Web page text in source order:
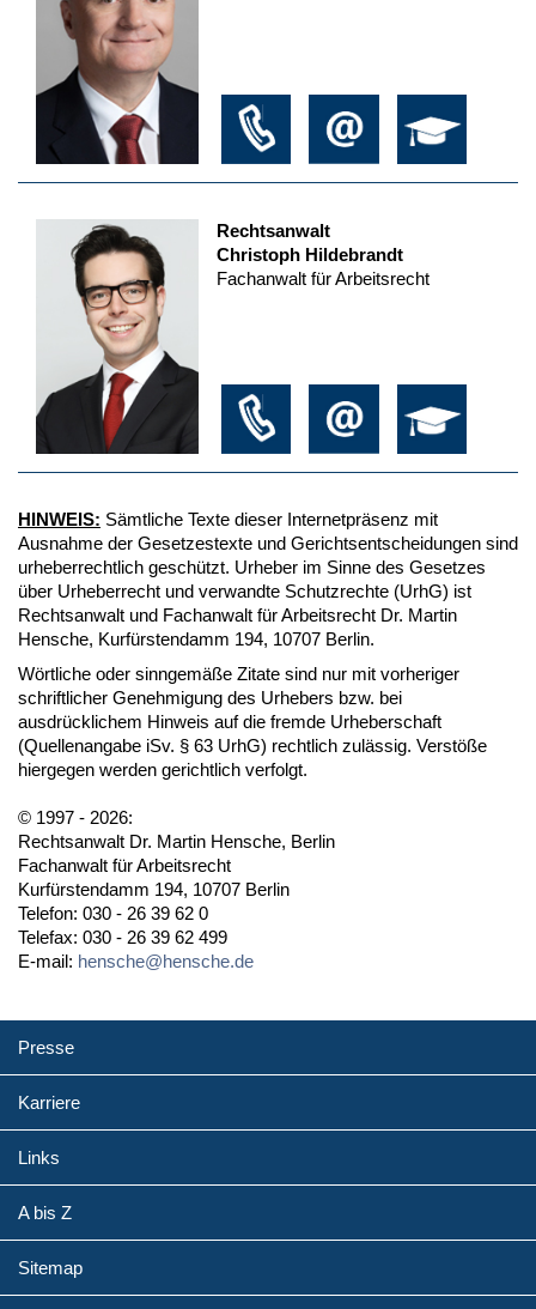
Rechtsanwalt
Christoph Hildebrandt
Fachanwalt für Arbeitsrecht
HINWEIS: Sämtliche Texte dieser Internetpräsenz mit
Ausnahme der Gesetzestexte und Gerichtsentscheidungen sind
urheberrechtlich geschützt. Urheber im Sinne des Gesetzes
über Urheberrecht und verwandte Schutzrechte (UrhG) ist
Rechtsanwalt und Fachanwalt für Arbeitsrecht Dr. Martin
Hensche, Kurfürstendamm 194, 10707 Berlin.
Wörtliche oder sinngemäße Zitate sind nur mit vorheriger
schriftlicher Genehmigung des Urhebers bzw. bei
ausdrücklichem Hinweis auf die fremde Urheberschaft
(Quellenangabe iSv. § 63 UrhG) rechtlich zulässig. Verstöße
hiergegen werden gerichtlich verfolgt.
© 1997 - 2026:
Rechtsanwalt Dr. Martin Hensche, Berlin
Fachanwalt für Arbeitsrecht
Kurfürstendamm 194, 10707 Berlin
Telefon: 030 - 26 39 62 0
Telefax: 030 - 26 39 62 499
E-mail: hensche@hensche.de
Presse
Karriere
Links
A bis Z
Sitemap